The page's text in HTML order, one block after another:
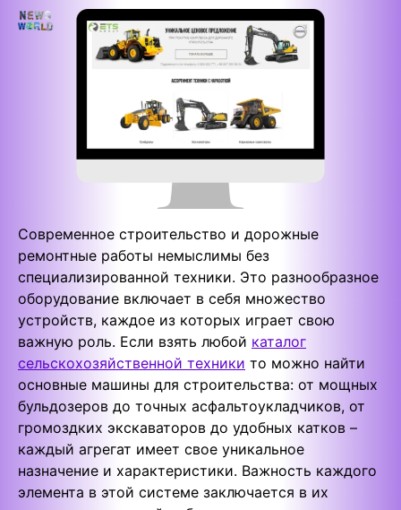
Современное строительство и дорожные
ремонтные работы немыслимы без
специализированной техники. Это разнообразное
оборудование включает в себя множество
устройств, каждое из которых играет свою
важную роль. Если взять любой каталог
сельскохозяйственной техники то можно найти
основные машины для строительства: от мощных
бульдозеров до точных асфальтоукладчиков, от
громоздких экскаваторов до удобных катков –
каждый агрегат имеет свое уникальное
назначение и характеристики. Важность каждого
элемента в этой системе заключается в их